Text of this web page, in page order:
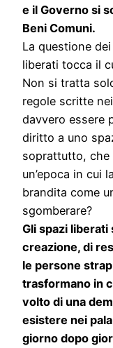
e il Governo si
Beni Comuni.
La questione
liberati tocca il
Non si tratta
regole scritte
davvero essere
diritto a uno
soprattutto, che
un’epoca in cui
brandita come
sgomberare?
Gli spazi
creazione, di
le persone
trasformano in
volto di una
esistere nei
giorno dopo